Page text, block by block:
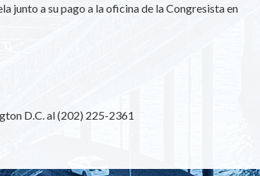
junto a su pago a la oficina de la Congresista en
D.C. al (202) 225-2361